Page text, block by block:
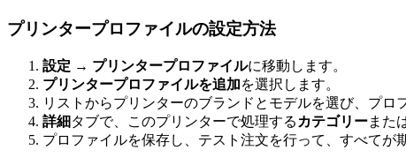
プリンタープロファイルの設定方法
設定 → プリンタープロファイルに移動します。
プリンタープロファイルを追加を選択します。
リストからプリンターのブランドとモデルを選び、プロ
詳細 タブで、このプリンターで処理する カテゴリーまた
プロファイルを保存し、テスト注文を行って、すべてが